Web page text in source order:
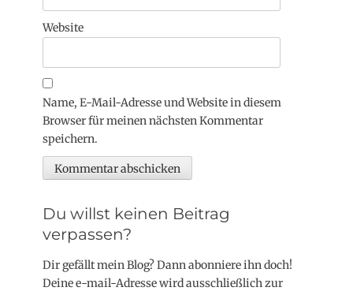
Website
Name, E-Mail-Adresse und Website in diesem
Browser für meinen nächsten Kommentar
speichern.
Du willst keinen Beitrag
verpassen?
Dir gefällt mein Blog? Dann abonniere ihn doch!
Deine e-mail-Adresse wird ausschließlich zur